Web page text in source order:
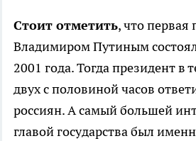
Стоит отметить, что первая
Владимиром Путиным
2001 года. Тогда президент в
двух с половиной часов
россиян. А самый большей
главой государства был